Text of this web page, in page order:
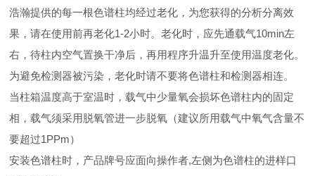
浩瀚提供的每一根色谱柱均经过老化，为您获得的分析分离效
果，请在使用前再老化1-2小时。老化时，应先通载气10min左
右，待柱内空气置换干净后，再用程序升温升至使用温度老化。
为避免检测器被污染，老化时请不要将色谱柱和检测器相连。
当柱箱温度高于室温时，载气中少量氧会损坏色谱柱内的固定
相，载气须采用脱氧管进一步脱氧（建议所用载气中氧气含量不
要超过1PPm）
安装色谱柱时，产品牌号应面向操作者,左侧为色谱柱的进样口